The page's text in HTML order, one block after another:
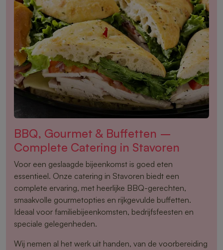
BBQ, Gourmet & Buffetten –
Complete Catering in Stavoren
Voor een geslaagde bijeenkomst is goed eten
essentieel. Onze catering in Stavoren biedt een
complete ervaring, met heerlijke BBQ-gerechten,
smaakvolle gourmetopties en rijkgevulde buffetten.
Ideaal voor familiebijeenkomsten, bedrijfsfeesten en
speciale gelegenheden.
Wij nemen al het werk uit handen, van de voorbereiding